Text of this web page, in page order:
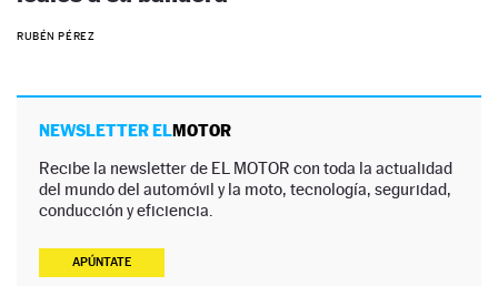
RUBÉN PÉREZ
NEWSLETTER ELMOTOR
Recibe la newsletter de EL MOTOR con toda la actualidad
del mundo del automóvil y la moto, tecnología, seguridad,
conducción y eficiencia.
APÚNTATE